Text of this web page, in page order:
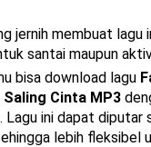
jernih membuat lagu
santai maupun
bisa download lagu
Saling Cinta MP3
Lagu ini dapat diputar
lebih fleksibel